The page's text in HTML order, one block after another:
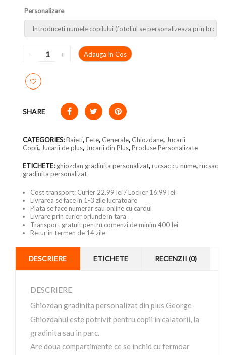
Personalizare
Adauga In Cos
SHARE
CATEGORIES:Baieti,Fete, Generale, Ghiozdane, Jucarii
Copii, Jucarii de plus, Jucarii din Plus,Produse Personalizate
ETICHETE: ghiozdan gradinita personalizat,rucsac cu nume,rucsac
gradinita personalizat
Cost transport: Curier 22.99 lei / Locker 16.99 lei
Livrarea se face in 1-3 zile lucratoare
Plata se face numerar sau online cu cardul
Livrare prin curier oriunde in tara
Transport gratuit pentru comenzi de minim 400 lei
Retur in termen de 14 zile
DESCRIERE ETICHETE RECENZII (0)
DESCRIERE
Ghiozdan gradinita personalizat din plus George
Ghiozdanul este potrivit pentru copii in calatorii, la
gradinita sau in parc.
Are doua compartimente ce se inchid cu fermoar